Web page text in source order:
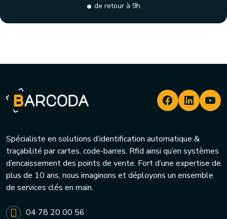
de retour à 9h
Spécialiste en solutions d’identification automatique &
traçabilité par cartes, code-barres, Rfid ainsi qu’en systèmes
d’encaissement des points de vente. Fort d’une expertise de
plus de 10 ans, nous imaginons et déployons un ensemble
de services clés en main.
04 78 20 00 56